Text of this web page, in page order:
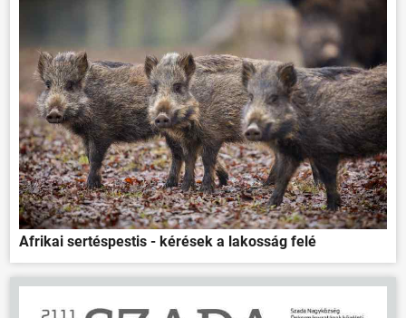
Afrikai sertéspestis - kérések a lakosság felé